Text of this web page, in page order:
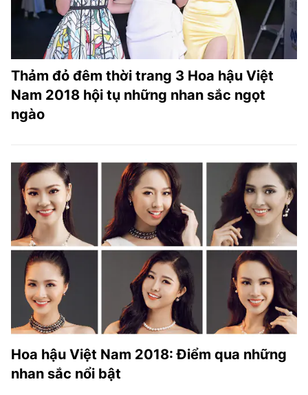
Thảm đỏ đêm thời trang 3 Hoa hậu Việt
Nam 2018 hội tụ những nhan sắc ngọt
ngào
Hoa hậu Việt Nam 2018: Điểm qua những
nhan sắc nổi bật